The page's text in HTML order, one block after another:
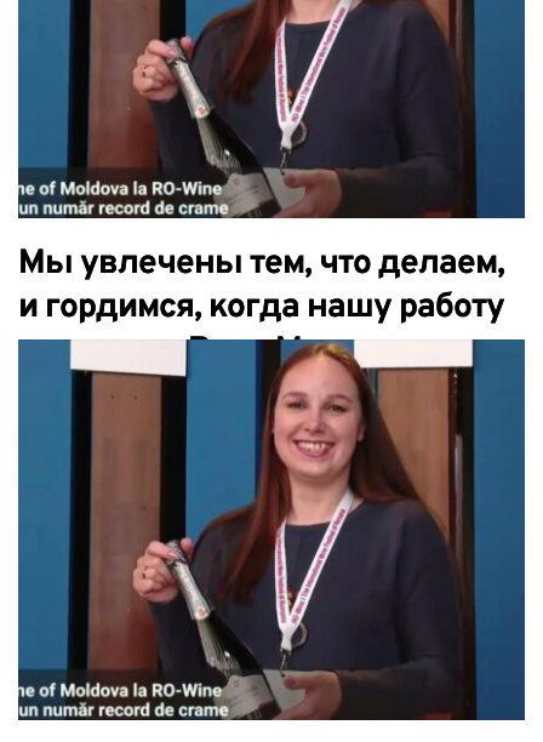
Мы увлечены тем, что делаем,
и гордимся, когда нашу работу
замечают. Вино Молдовы в
обзоре Digi 24.